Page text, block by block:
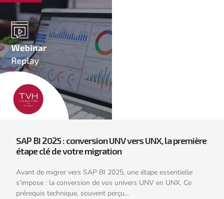
SAP BI 2025 : conversion UNV vers UNX, la première
étape clé de votre migration
Avant de migrer vers SAP BI 2025, une étape essentielle
s’impose : la conversion de vos univers UNV en UNX. Ce
prérequis technique, souvent perçu...